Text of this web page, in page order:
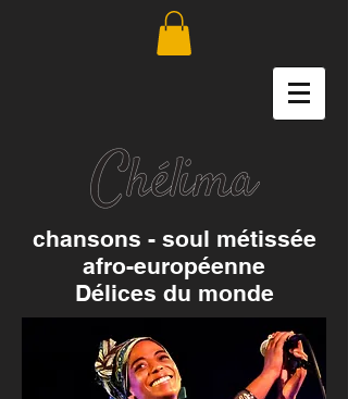
chansons - soul métissée
afro-européenne
Délices du monde